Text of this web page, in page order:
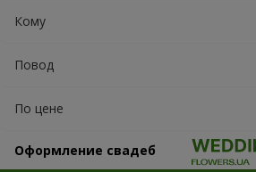
Кому
Повод
По цене
Оформление свадеб